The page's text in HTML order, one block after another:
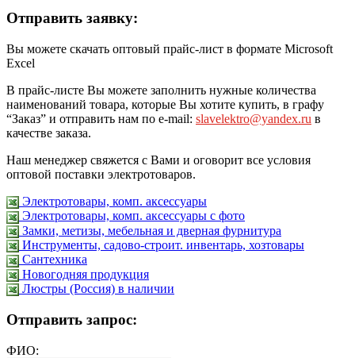
Отправить заявку:
Вы можете скачать оптовый прайс-лист в формате Microsoft
Excel
В прайс-листе Вы можете заполнить нужные количества
наименований товара, которые Вы хотите купить, в графу
“Заказ” и отправить нам по e-mail: slavelektro@yandex.ru в
качестве заказа.
Наш менеджер свяжется с Вами и оговорит все условия
оптовой поставки электротоваров.
Электротовары, комп. аксессуары
Электротовары, комп. аксессуары с фото
Замки, метизы, мебельная и дверная фурнитура
Инструменты, садово-строит. инвентарь, хозтовары
Сантехника
Новогодняя продукция
Люстры (Россия) в наличии
Отправить запрос:
ФИО: